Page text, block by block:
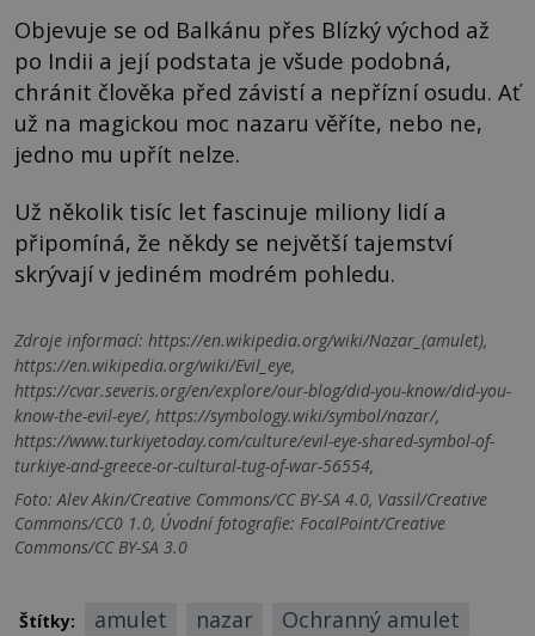
Objevuje se od Balkánu přes Blízký východ až
po Indii a její podstata je všude podobná,
chránit člověka před závistí a nepřízní osudu. Ať
už na magickou moc nazaru věříte, nebo ne,
jedno mu upřít nelze.
Už několik tisíc let fascinuje miliony lidí a
připomíná, že někdy se největší tajemství
skrývají v jediném modrém pohledu.
Zdroje informací: https://en.wikipedia.org/wiki/Nazar_(amulet),
https://en.wikipedia.org/wiki/Evil_eye,
https://cvar.severis.org/en/explore/our-blog/did-you-know/did-you-
know-the-evil-eye/, https://symbology.wiki/symbol/nazar/,
https://www.turkiyetoday.com/culture/evil-eye-shared-symbol-of-
turkiye-and-greece-or-cultural-tug-of-war-56554,
Foto: Alev Akin/Creative Commons/CC BY-SA 4.0, Vassil/Creative
Commons/CC0 1.0, Úvodní fotografie: FocalPoint/Creative
Commons/CC BY-SA 3.0
Štítky: amulet nazar
Ochranný amulet